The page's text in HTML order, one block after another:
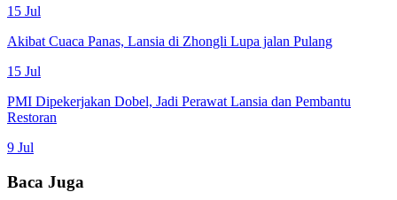
15 Jul
Akibat Cuaca Panas, Lansia di Zhongli Lupa jalan Pulang
15 Jul
PMI Dipekerjakan Dobel, Jadi Perawat Lansia dan Pembantu
Restoran
9 Jul
Baca Juga